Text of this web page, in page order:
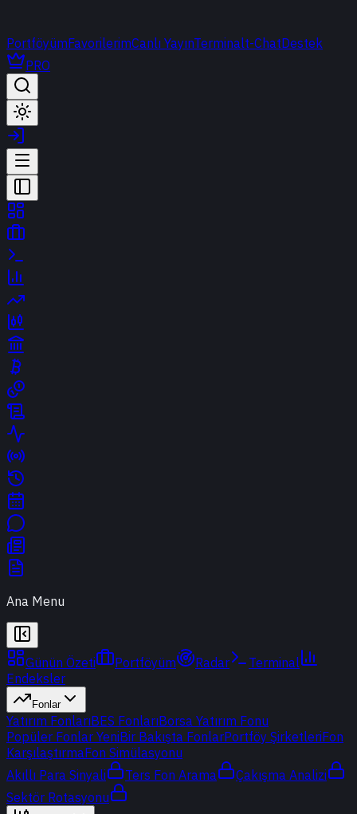
PortföyümFavorilerimCanlı YayınTerminalt-ChatDestek
PRO
Ana Menu
Günün Özeti Portföyüm Radar
Terminal
Endeksler
Fonlar
Yatırım FonlarıBES FonlarıBorsa Yatırım Fonu
Popüler Fonlar YeniBir Bakışta FonlarPortföy ŞirketleriFon
KarşılaştırmaFon Simülasyonu
Akıllı Para Sinyali
Ters Fon Arama
Çakışma Analizi
Sektör Rotasyonu